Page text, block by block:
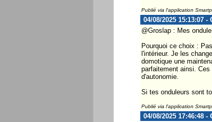
Publié via l'application
04/08/2025 15:13:07
@Groslap : Mes
Pourquoi ce choix :
l'intérieur. Je les
domotique une
parfaitement ainsi.
d'autonomie.
Si tes onduleurs sont
Publié via l'application
04/08/2025 17:46:48 -